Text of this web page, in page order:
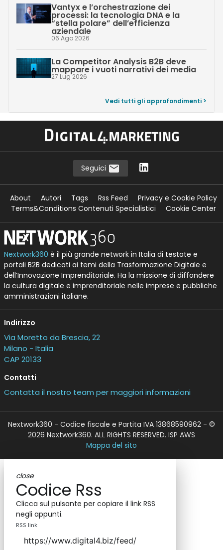
Vantyx e l’orchestrazione dei
processi: la tecnologia DNA e la
“stella polare” dell’efficienza
aziendale
06 Ago 2026
La Competitor Analysis B2B deve
mappare i vuoti narrativi dei media
27 Lug 2026
Vedi tutti gli approfondimenti >
Seguici
About Autori Tags Rss Feed
Privacy e Cookie Policy
Terms&Conditions Contenuti Specialistici
Cookie Center
Nextwork360 è il più grande network in Italia di testate e
portali B2B dedicati ai temi della Trasformazione Digitale e
dell’Innovazione Imprenditoriale. Ha la missione di diffondere
la cultura digitale e imprenditoriale nelle imprese e pubbliche
amministrazioni italiane.
Indirizzo
Via Moretto da Brescia, 22
Milano - Italia
CAP 20133
Contatti
Contatta il nostro team per maggiori informazioni
Nextwork360 - Codice fiscale e Partita IVA 13868590962 - ©
2026 Nextwork360. ALL RIGHTS RESERVED. ISP AWS
Mappa del sito
close
Codice Rss
Clicca sul pulsante per copiare il link RSS
negli appunti.
RSS link